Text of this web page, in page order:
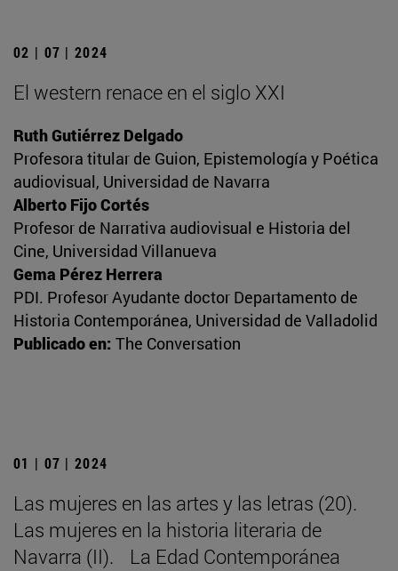
02 | 07 | 2024
El western renace en el siglo XXI
Ruth Gutiérrez Delgado
Profesora titular de Guion, Epistemología y Poética
audiovisual, Universidad de Navarra
Alberto Fijo Cortés
Profesor de Narrativa audiovisual e Historia del
Cine, Universidad Villanueva
Gema Pérez Herrera
PDI. Profesor Ayudante doctor Departamento de
Historia Contemporánea, Universidad de Valladolid
Publicado en: The Conversation
01 | 07 | 2024
Las mujeres en las artes y las letras (20).
Las mujeres en la historia literaria de
Navarra (II). La Edad Contemporánea